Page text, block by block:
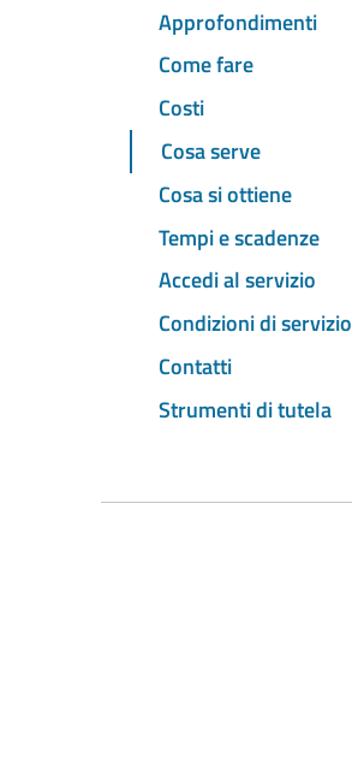
Approfondimenti
Come fare
Costi
Cosa serve
Cosa si ottiene
Tempi e scadenze
Accedi al servizio
Condizioni di servizio
Contatti
Strumenti di tutela